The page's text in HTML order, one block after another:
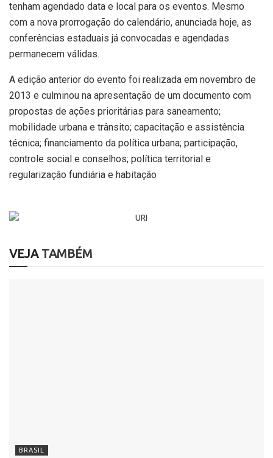
tenham agendado data e local para os eventos. Mesmo
com a nova prorrogação do calendário, anunciada hoje, as
conferências estaduais já convocadas e agendadas
permanecem válidas.
A edição anterior do evento foi realizada em novembro de
2013 e culminou na apresentação de um documento com
propostas de ações prioritárias para saneamento;
mobilidade urbana e trânsito; capacitação e assistência
técnica; financiamento da política urbana; participação,
controle social e conselhos; política territorial e
regularização fundiária e habitação
VEJATAMBÉM
BRASIL